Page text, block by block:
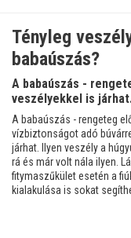
Tényleg
babaúszás?
A babaúszás -
veszélyekkel is
A babaúszás - rengeteg
vízbiztonságot adó
járhat. Ilyen veszély a
rá és már volt nála ilyen.
fitymaszűkület esetén a
kialakulása is sokat